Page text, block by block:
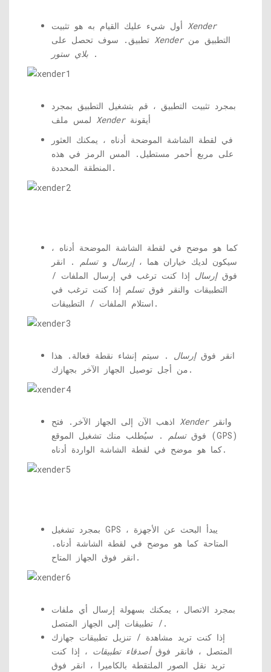
Xender
Xender التطبيق من
بلاي ستور .
بمجرد تثبيت التطبيق ، قم بتشغيل التطبيق بمجرد
Xender أيقونة
في لقطة الشاشة الموضحة أدناه ، يمكنك العثور
على مربع أحمر مستطيل. المس الرمز في هذه
المنطقة المحددة.
كما هو موضح في لقطة الشاشة الموضحة أدناه ،
سيكون لديك خياران هما ،إرسال وتسلم . انقر
فوقإرسال إذا كنت ترغب في إرسال الملفات /
التطبيقات والنقر فوقتسلم إذا كنت ترغب في
استلام الملفات / التطبيقات.
انقر فوقإرسال . سيتم إنشاء نقطة فعالة. هذا
من أجل توصيل الجهاز الآخر بجهازك.
Xenderوانقر
فوقتسلم . سيُطلب منك تشغيل الموقع (GPS)
كما هو موضح في لقطة الشاشة الواردة أدناه.
بمجرد تشغيل GPS ، يبدأ البحث عن الأجهزة
المتاحة كما هو موضح في لقطة الشاشة أدناه.
انقر فوق الجهاز المتاح.
بمجرد الاتصال ، يمكنك بسهولة إرسال أي ملفات
/ تطبيقات إلى الجهاز المتصل.
إذا كنت تريد مشاهدة / تنزيل تطبيقات جهازك
المتصل ، فانقر فوقأصدقاء تطبيقات ، إذا كنت
تريد نقل الصور الملتقطة بالكاميرا ، انقر فوق